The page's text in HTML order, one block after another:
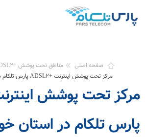
صفحه اصلی مناطق تحت پوشش +ADSL۲
مرکز تحت پوشش اینترنت +ADSL۲ پارس تلکام در استان خوزستان
پارس تلکام در استان